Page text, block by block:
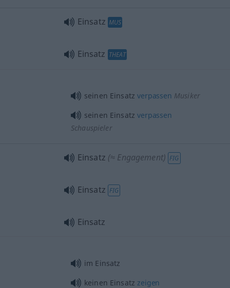
Einsatz MUS
Einsatz THEAT
seinen Einsatzverpassen Musiker
seinen Einsatzverpassen
Schauspieler
Einsatz (≈ Engagement) FIG
Einsatz FIG
Einsatz
im Einsatz
keinen Einsatz zeigen